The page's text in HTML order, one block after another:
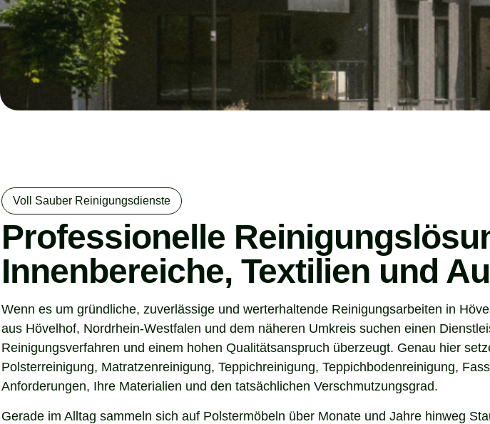
Voll Sauber Reinigungsdienste
Professionelle
Innenbereiche, Textilien und
Wenn es um gründliche, zuverlässige und werterhaltende Reinigungsarbeiten in
aus Hövelhof, Nordrhein-Westfalen und dem näheren Umkreis suchen einen
Reinigungsverfahren und einem hohen Qualitätsanspruch überzeugt. Genau hier
Polsterreinigung, Matratzenreinigung, Teppichreinigung, Teppichbodenreinigung,
Anforderungen, Ihre Materialien und den tatsächlichen Verschmutzungsgrad.
Gerade im Alltag sammeln sich auf Polstermöbeln über Monate und Jahre hinweg